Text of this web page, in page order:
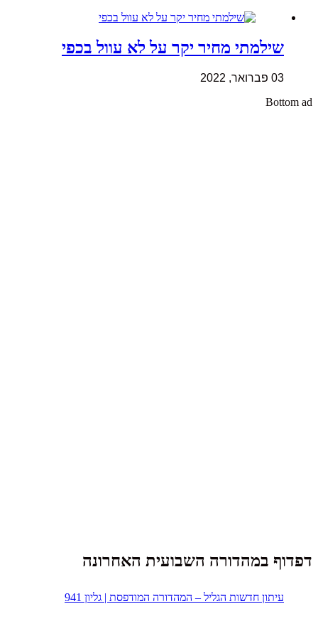
שילמתי מחיר יקר על לא עוול בכפי
03 פברואר, 2022
Bottom ad
דפדוף במהדורה השבועית האחרונה
עיתון חדשות הגליל – המהדורה המודפסת | גליון 941